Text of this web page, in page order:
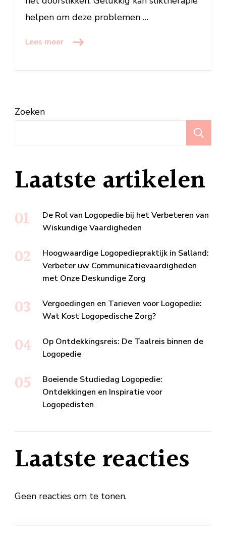
helpen om deze problemen …
Lees meer
Zoeken
Laatste artikelen
De Rol van Logopedie bij het Verbeteren van
Wiskundige Vaardigheden
Hoogwaardige Logopediepraktijk in Salland:
Verbeter uw Communicatievaardigheden
met Onze Deskundige Zorg
Vergoedingen en Tarieven voor Logopedie:
Wat Kost Logopedische Zorg?
Op Ontdekkingsreis: De Taalreis binnen de
Logopedie
Boeiende Studiedag Logopedie:
Ontdekkingen en Inspiratie voor
Logopedisten
Laatste reacties
Geen reacties om te tonen.